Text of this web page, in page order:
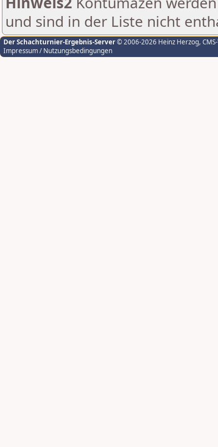
und sind in der Liste nicht
Der Schachturnier-Ergebnis-Server© 2006-2026 Heinz Herzog,
Impressum / Nutzungsbedingungen